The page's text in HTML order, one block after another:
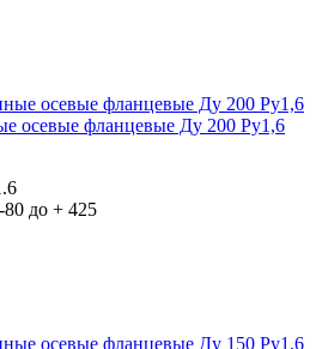
осевые фланцевые Ду 200 Ру1,6
80 до + 425